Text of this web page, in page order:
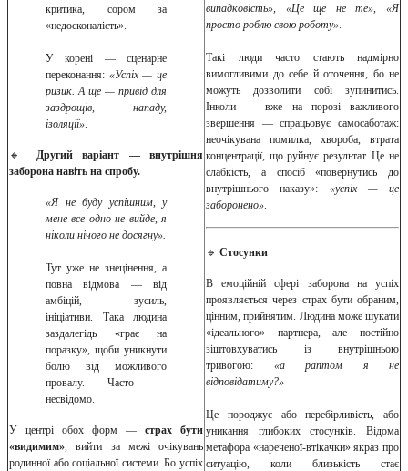
критика, сором за
«недосконалість».
У корені — сценарне
переконання: «Успіх — це
ризик. А ще — привід для
заздрощів, нападу,
ізоляції».
🔸 Другий варіант — внутрішня
заборона навіть на спробу.
«Я не буду успішним, у
мене все одно не вийде, я
ніколи нічого не досягну».
Тут уже не знецінення, а
повна відмова — від
амбіцій, зусиль,
ініціативи. Така людина
заздалегідь «грає на
поразку», щоби уникнути
болю від можливого
провалу. Часто —
несвідомо.
У центрі обох форм — страх бути
«видимим», вийти за межі очікувань
родинної або соціальної системи. Бо успіх
випадковість», «Це ще не те», «Я
просто роблю свою роботу».
Такі люди часто стають надмірно
вимогливими до себе й оточення, бо не
можуть дозволити собі зупинитись.
Інколи — вже на порозі важливого
звершення — спрацьовує самосаботаж:
неочікувана помилка, хвороба, втрата
концентрації, що руйнує результат. Це не
слабкість, а спосіб «повернутись до
внутрішнього наказу»: «успіх — це
заборонено».
🔹 Стосунки
В емоційній сфері заборона на успіх
проявляється через страх бути обраним,
цінним, прийнятим. Людина може шукати
«ідеального» партнера, але постійно
зіштовхуватись із внутрішньою
тривогою: «а раптом я не
відповідатиму?»
Це породжує або перебірливість, або
уникання глибоких стосунків. Відома
метафора «нареченої-втікачки» якраз про
ситуацію, коли близькість стає